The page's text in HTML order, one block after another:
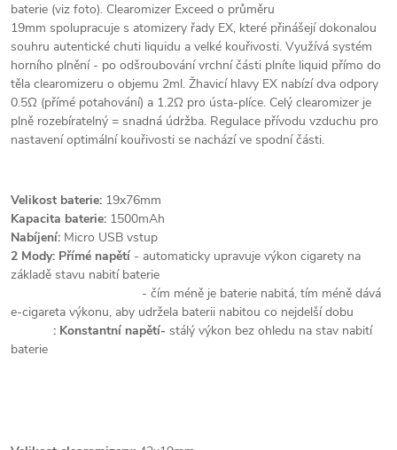
baterie (viz foto). Clearomizer Exceed o průměru
19mm spolupracuje s atomizery řady EX, které přinášejí dokonalou
souhru autentické chuti liquidu a velké kouřivosti. Využívá systém
horního plnění - po odšroubování vrchní části plníte liquid přímo do
těla clearomizeru o objemu 2ml. Žhavicí hlavy EX nabízí dva odpory
0.5Ω (přímé potahování) a 1.2Ω pro ústa-plíce. Celý clearomizer je
plně rozebíratelný = snadná údržba. Regulace přívodu vzduchu pro
nastavení optimální kouřivosti se nachází ve spodní části.
Velikost baterie: 19x76mm
Kapacita baterie: 1500mAh
Nabíjení: Micro USB vstup
2 Mody: Přímé napětí - automaticky upravuje výkon cigarety na
základě stavu nabití baterie
- čím méně je baterie nabitá, tím méně dává
e-cigareta výkonu, aby udržela baterii nabitou co nejdelší dobu
: Konstantní napětí- stálý výkon bez ohledu na stav nabití
baterie